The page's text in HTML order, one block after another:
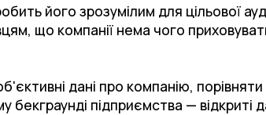
його зрозумілим для цільової
що компанії нема чого
дані про компанію, порівняти
бекграунді підприємства — відкриті